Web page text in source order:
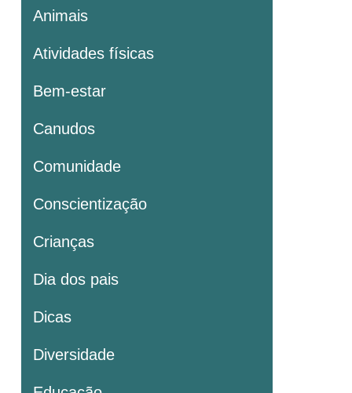
Animais
Atividades físicas
Bem-estar
Canudos
Comunidade
Conscientização
Crianças
Dia dos pais
Dicas
Diversidade